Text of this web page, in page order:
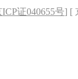
ICP证040655号] [